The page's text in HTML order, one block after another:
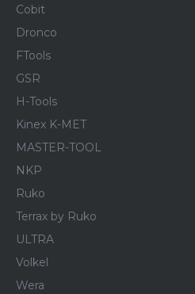
Cobit
Dronco
FTools
GSR
H-Tools
Kinex K-MET
MASTER-TOOL
NKP
Ruko
Terrax by Ruko
ULTRA
Volkel
Wera